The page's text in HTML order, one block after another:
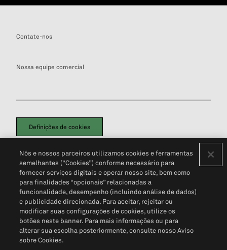
Contate-nos
Nossa equipe comercial
Definições de cookies
Política de PrivacidadePortal de privacidade do cliente (em inglês)
Não Venda Minhas Informações Pessoais© 2026 S&P Global
Nós e nossos parceiros utilizamos cookies e ferramentas
semelhantes (“Cookies”) conforme necessário para
fornecer serviços digitais e operar nosso site, bem como
para finalidades “opcionais” relacionadas a
funcionalidade, desempenho (incluindo análise de dados)
e publicidade direcionada. Para aceitar, rejeitar ou
modificar suas configurações de cookies, utilize os
botões neste banner. Para mais informações ou para
alterar sua escolha posteriormente, consulte nosso Aviso
sobre Cookies.